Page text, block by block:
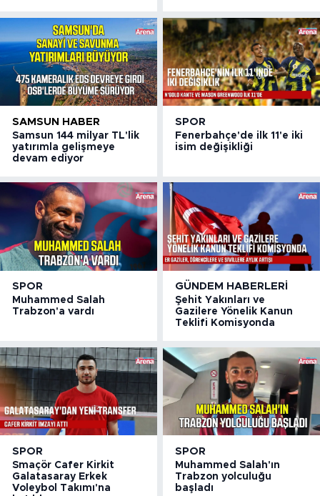
SAMSUN HABER
Samsun 144 milyar TL'lik
yatırımla gelişmeye
devam ediyor
SPOR
Fenerbahçe'de ilk 11'e iki
isim değişikliği
SPOR
Muhammed Salah
Trabzon'a vardı
GÜNDEM HABERLERI
Şehit Yakınları ve
Gazilere Yönelik Kanun
Teklifi Komisyonda
SPOR
Smaçör Cafer Kirkit
Galatasaray Erkek
Voleybol Takımı'na
SPOR
Muhammed Salah'ın
Trabzon yolculuğu
başladı